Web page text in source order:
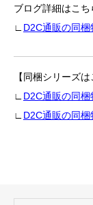
ブログ詳細はこち
∟ D2C通販の同
【同梱シリーズは
∟ D2C通販の同梱
∟ D2C通販の同